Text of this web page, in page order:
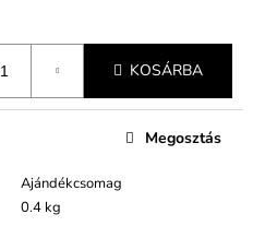
KOSÁRBA
Ajándékcsomag
0.4 kg
Megosztás